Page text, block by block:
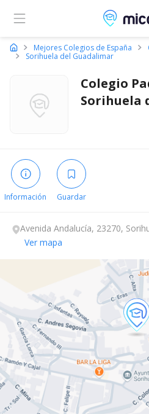
Micole,
Mejores Colegios de España
Sorihuela del Guadalimar
Colegio
Sorihuela
Información Guardar
Avenida Andalucía, 23270,
Ver mapa